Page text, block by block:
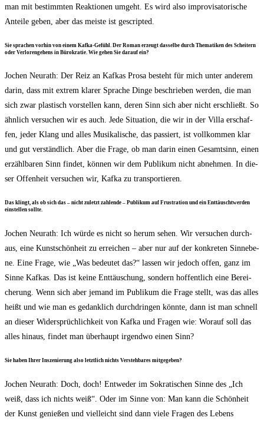
man mit bestimm­ten Reak­tio­nen umgeht. Es wird also impro­vi­sa­to­ri­sche
Antei­le geben, aber das meis­te ist gescripted.
Sie spra­chen vor­hin von einem Kaf­ka-Gefühl. Der Roman erzeugt das­sel­be durch The­ma­ti­ken des Schei­tern
oder Ver­lo­ren­ge­hens in Büro­kra­tie. Wie gehen Sie dar­auf ein?
Jochen Neu­r­a­th: Der Reiz an Kaf­kas Pro­sa besteht für mich unter ande­rem
dar­in, dass mit extrem kla­rer Spra­che Din­ge beschrie­ben wer­den, die man
sich zwar plas­tisch vor­stel­len kann, deren Sinn sich aber nicht erschließt. So
ähn­lich ver­su­chen wir es auch. Jede Situa­ti­on, die wir in der Vil­la erschaf­
fen, jeder Klang und alles Musi­ka­li­sche, das pas­siert, ist voll­kom­men klar
und gut ver­ständ­lich. Aber die Fra­ge, ob man dar­in einen Gesamt­sinn, einen
erzähl­ba­ren Sinn fin­det, kön­nen wir dem Publi­kum nicht abneh­men. In die­
ser Offen­heit ver­su­chen wir, Kaf­ka zu transportieren.
Das klingt, als ob sich das – nicht zuletzt zah­len­de – Publi­kum auf Frus­tra­ti­on und ein Ent­täuscht­wer­den
ein­stel­len sollte.
Jochen Neu­r­a­th: Ich wür­de es nicht so her­um sehen. Wir ver­su­chen durch­
aus, eine Kunst­schön­heit zu errei­chen – aber nur auf der kon­kre­ten Sin­ne­be­
ne. Eine Fra­ge, wie „Was bedeu­tet das?“ las­sen wir jedoch offen, ganz im
Sin­ne Kaf­kas. Das ist kei­ne Ent­täu­schung, son­dern hof­fent­lich eine Berei­
che­rung. Wenn sich aber jemand im Publi­kum die Fra­ge stellt, was das alles
heißt und wie man es gedank­lich durch­drin­gen könn­te, dann ist man schnell
an die­ser Wider­sprüch­lich­keit von Kaf­ka und Fra­gen wie: Wor­auf soll das
alles hin­aus, fin­det man über­haupt irgend­wo einen Sinn?
Sie haben Ihrer Insze­nie­rung also letzt­lich nichts Ver­steh­ba­res mitgegeben?
Jochen Neu­r­a­th: Doch, doch! Ent­we­der im Sokra­ti­schen Sin­ne des „Ich
weiß, dass ich nichts weiß“. Oder im Sin­ne von: Man kann die Schön­heit
der Kunst genie­ßen und viel­leicht sind dann vie­le Fra­gen des Lebens